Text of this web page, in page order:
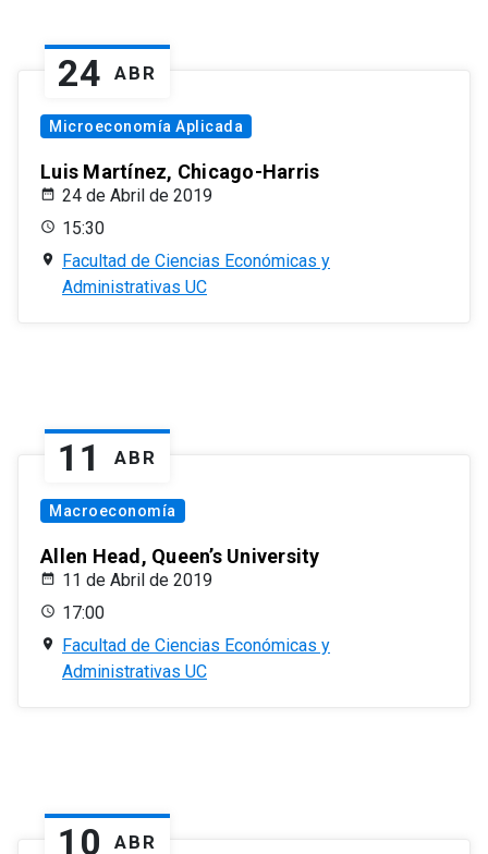
24 ABR
Microeconomía Aplicada
Luis Martínez, Chicago-Harris
24 de Abril de 2019
15:30
Facultad de Ciencias Económicas y
Administrativas UC
11 ABR
Macroeconomía
Allen Head, Queen’s University
11 de Abril de 2019
17:00
Facultad de Ciencias Económicas y
Administrativas UC
10 ABR